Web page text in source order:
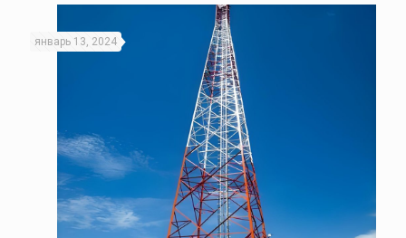
январь 13, 2024